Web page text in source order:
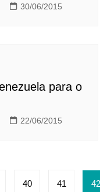
30/06/2015
para o
22/06/2015
40 41 42